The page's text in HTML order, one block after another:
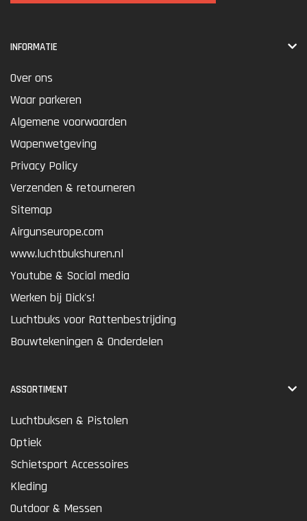
INFORMATIE
Over ons
Waar parkeren
Algemene voorwaarden
Wapenwetgeving
Privacy Policy
Verzenden & retourneren
Sitemap
Airgunseurope.com
www.luchtbukshuren.nl
Youtube & Social media
Werken bij Dick's!
Luchtbuks voor Rattenbestrijding
Bouwtekeningen & Onderdelen
ASSORTIMENT
Luchtbuksen & Pistolen
Optiek
Schietsport Accessoires
Kleding
Outdoor & Messen